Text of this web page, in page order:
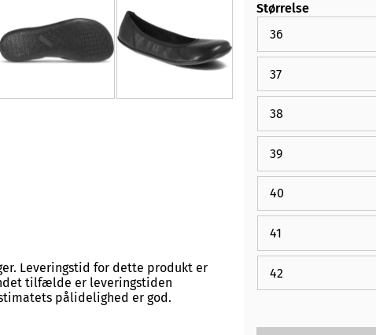
Størrelse
36
37
38
39
40
41
42
Leveringstid for dette produkt er
tilfælde er leveringstiden
pålidelighed er god.